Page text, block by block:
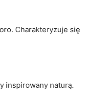
Charakteryzuje się⁢
inspirowany naturą.